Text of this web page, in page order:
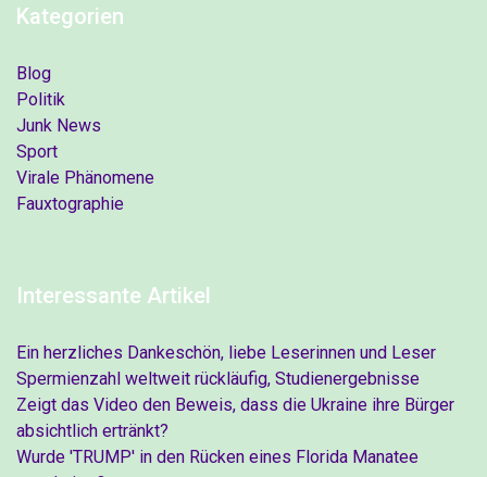
Kategorien
Blog
Politik
Junk News
Sport
Virale Phänomene
Fauxtographie
Interessante Artikel
Ein herzliches Dankeschön, liebe Leserinnen und Leser
Spermienzahl weltweit rückläufig, Studienergebnisse
Zeigt das Video den Beweis, dass die Ukraine ihre Bürger
absichtlich ertränkt?
Wurde 'TRUMP' in den Rücken eines Florida Manatee